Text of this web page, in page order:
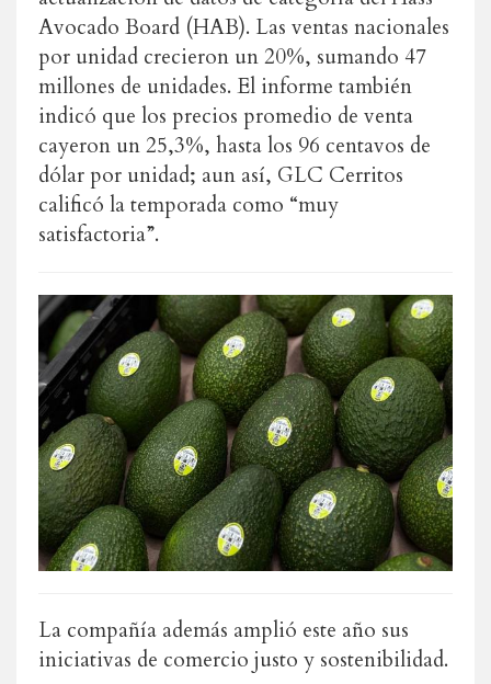
Avocado Board (HAB). Las ventas nacionales
por unidad crecieron un 20%, sumando 47
millones de unidades. El informe también
indicó que los precios promedio de venta
cayeron un 25,3%, hasta los 96 centavos de
dólar por unidad; aun así, GLC Cerritos
calificó la temporada como “muy
satisfactoria”.
La compañía además amplió este año sus
iniciativas de comercio justo y sostenibilidad.